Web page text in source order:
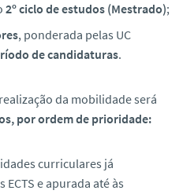
2º ciclo de estudos (Mestrado);
, ponderada pelas UC
de candidaturas.
da mobilidade será
por ordem de prioridade:
curriculares já
e apurada até às